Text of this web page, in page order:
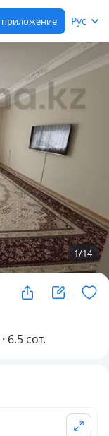
приложение Рус
1/14
6.5 сот.